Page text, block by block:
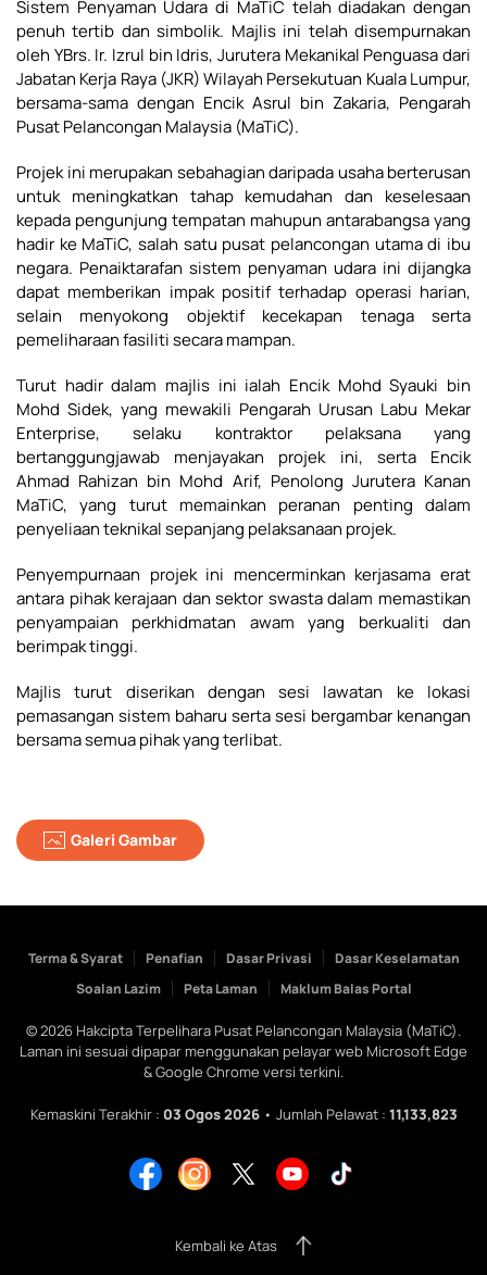
Sistem Penyaman Udara di MaTiC telah diadakan dengan
penuh tertib dan simbolik. Majlis ini telah disempurnakan
oleh YBrs. Ir. Izrul bin Idris, Jurutera Mekanikal Penguasa dari
Jabatan Kerja Raya (JKR) Wilayah Persekutuan Kuala Lumpur,
bersama-sama dengan Encik Asrul bin Zakaria, Pengarah
Pusat Pelancongan Malaysia (MaTiC).
Projek ini merupakan sebahagian daripada usaha berterusan
untuk meningkatkan tahap kemudahan dan keselesaan
kepada pengunjung tempatan mahupun antarabangsa yang
hadir ke MaTiC, salah satu pusat pelancongan utama di ibu
negara. Penaiktarafan sistem penyaman udara ini dijangka
dapat memberikan impak positif terhadap operasi harian,
selain menyokong objektif kecekapan tenaga serta
pemeliharaan fasiliti secara mampan.
Turut hadir dalam majlis ini ialah Encik Mohd Syauki bin
Mohd Sidek, yang mewakili Pengarah Urusan Labu Mekar
Enterprise, selaku kontraktor pelaksana yang
bertanggungjawab menjayakan projek ini, serta Encik
Ahmad Rahizan bin Mohd Arif, Penolong Jurutera Kanan
MaTiC, yang turut memainkan peranan penting dalam
penyeliaan teknikal sepanjang pelaksanaan projek.
Penyempurnaan projek ini mencerminkan kerjasama erat
antara pihak kerajaan dan sektor swasta dalam memastikan
penyampaian perkhidmatan awam yang berkualiti dan
berimpak tinggi.
Majlis turut diserikan dengan sesi lawatan ke lokasi
pemasangan sistem baharu serta sesi bergambar kenangan
bersama semua pihak yang terlibat.
Galeri Gambar
Terma & Syarat Penafian Dasar Privasi
Dasar Keselamatan
Soalan Lazim
Peta Laman Maklum Balas Portal
©2026 Hakcipta Terpelihara Pusat Pelancongan Malaysia (MaTiC).
Laman ini sesuai dipapar menggunakan pelayar web Microsoft Edge
& Google Chrome versi terkini.
Kemaskini Terakhir : 03 Ogos 2026• Jumlah Pelawat : 11,133,823
Kembali ke Atas